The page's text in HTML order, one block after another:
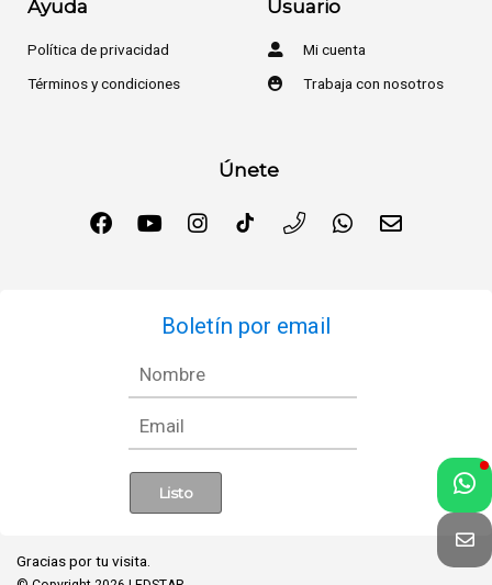
Ayuda
Política de privacidad
Términos y condiciones
Usuario
Mi cuenta
Trabaja con nosotros
Únete
Boletín por email
Gracias por tu visita.